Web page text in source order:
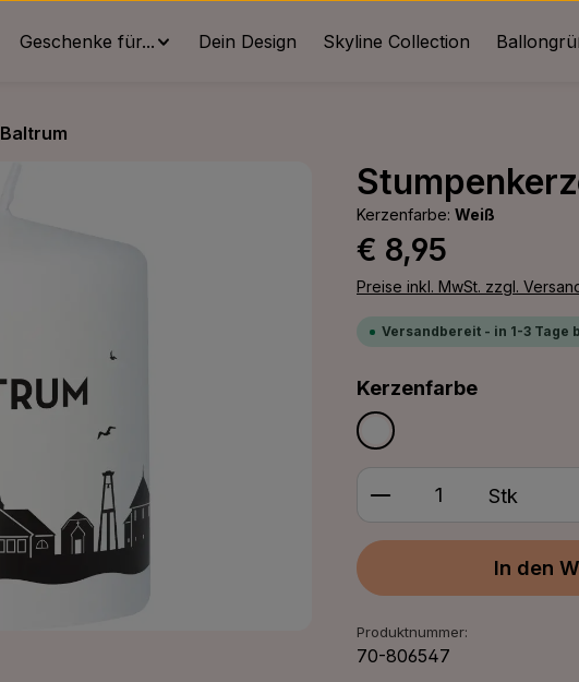
Geschenke für... Dein Design Skyline Collection
Baltrum
Kerzenfarbe: Weiß
Regulärer Preis:
€ 8,95
Preise inkl. MwSt. zzgl.
Versandbereit - in 1-3 Tage
Kerzenfarbeauswählen
Weiß
Produkt Anzahl:
Stk
In den
Produktnummer:
70-806547